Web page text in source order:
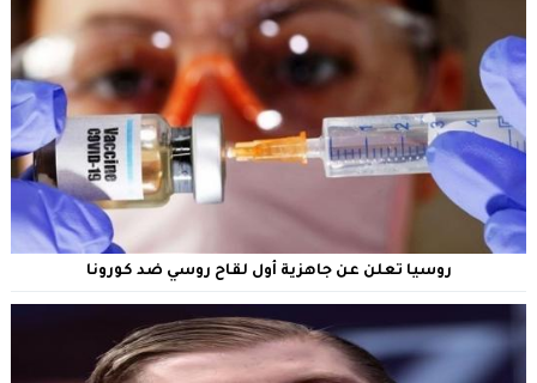
روسيا تعلن عن جاهزية أول لقاح روسي ضد كورونا